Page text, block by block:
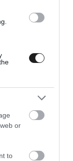
or
to